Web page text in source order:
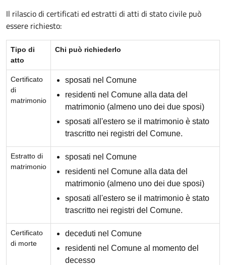
Il rilascio di certificati ed estratti di atti di stato civile può
essere richiesto:
Tipo di
atto
Chi può richiederlo
Certificato
di
matrimonio
sposati nel Comune
residenti nel Comune alla data del
matrimonio (almeno uno dei due sposi)
sposati all'estero se il matrimonio è stato
trascritto nei registri del Comune.
Estratto di
matrimonio
sposati nel Comune
residenti nel Comune alla data del
matrimonio (almeno uno dei due sposi)
sposati all'estero se il matrimonio è stato
trascritto nei registri del Comune.
Certificato
di morte
deceduti nel Comune
residenti nel Comune al momento del
decesso